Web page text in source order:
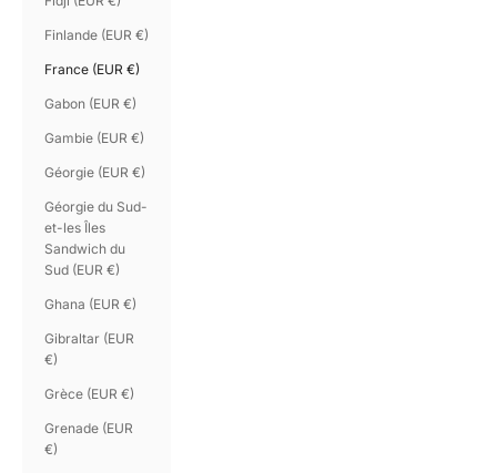
Finlande (EUR €)
France (EUR €)
Gabon (EUR €)
Gambie (EUR €)
Géorgie (EUR €)
Géorgie du Sud-
et-les Îles
Sandwich du
Sud (EUR €)
Ghana (EUR €)
Gibraltar (EUR
€)
Grèce (EUR €)
Grenade (EUR
€)